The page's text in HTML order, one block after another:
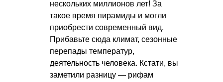
нескольких миллионов лет! За
такое время пирамиды и могли
приобрести современный вид.
Прибавьте сюда климат, сезонные
перепады температур,
деятельность человека. Кстати, вы
заметили разницу — рифам